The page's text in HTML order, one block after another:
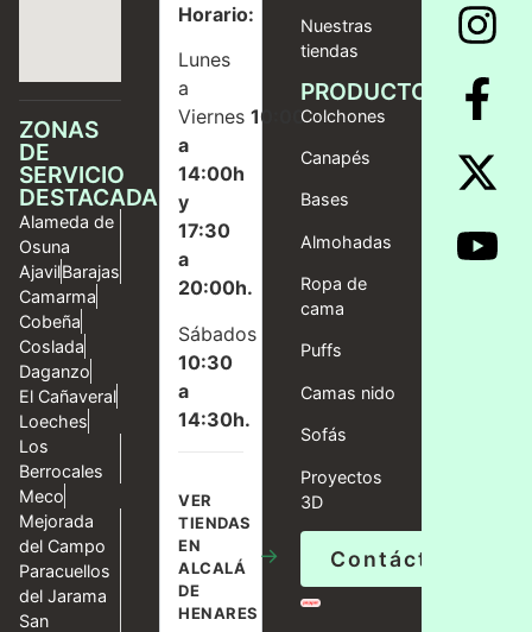
ZONAS
DE
SERVICIO
DESTACADAS
Alameda de
Osuna
AjavilBarajas
Camarma
Cobeña
Coslada
Daganzo
El Cañaveral
Loeches
Los
Berrocales
Meco
Mejorada
del Campo
Paracuellos
del Jarama
San
Horario:
Lunes
a
Viernes10:00
a
14:00h
y
17:30
a
20:00h.
Sábados
10:30
a
14:30h.
VER
TIENDAS
EN
ALCALÁ
DE
HENARES
→
Nuestras
tiendas
PRODUCTOS
Colchones
Canapés
Bases
Almohadas
Ropa de
cama
Puffs
Camas nido
Sofás
Proyectos
3D
Contáctanos